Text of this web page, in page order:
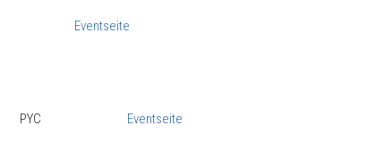
Eventseite
PYC
Eventseite